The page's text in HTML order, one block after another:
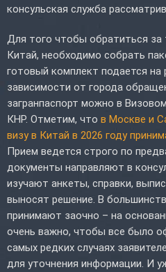
консульская служба
Для того чтобы обратиться за
Китай, необходимо собрать
готовый комплект подается на
зависимости от города
загранпаспорт можно в
КНР. Отметим, что в Москве и
визу в Китай в 2026 году
Прием ведется строго по
документы направляют в
изучают анкеты, справки,
выносят решение. В
принимают заочно – на
очень важно, чтобы все было
самых редких случаях
для уточнения информации. И